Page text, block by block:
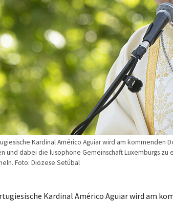
Kardinal Américo Aguiar wird am kommenden
und dabei die lusophone Gemeinschaft Luxemburgs
Foto: Diözese Setúbal
Kardinal Américo Aguiar wird am